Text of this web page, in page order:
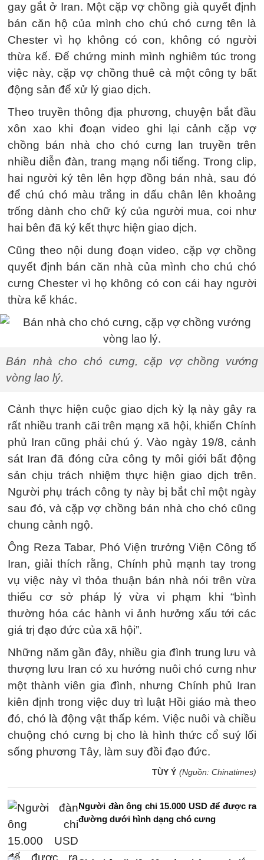
gay gắt ở Iran. Một cặp vợ chồng già quyết định
bán căn hộ của mình cho chú chó cưng tên là
Chester vì họ không có con, không có người
thừa kế. Để chứng minh mình nghiêm túc trong
việc này, cặp vợ chồng thuê cả một công ty bất
động sản để xử lý giao dịch.
Theo truyền thông địa phương, chuyện bắt đầu
xôn xao khi đoạn video ghi lại cảnh cặp vợ
chồng bán nhà cho chó cưng lan truyền trên
nhiều diễn đàn, trang mạng nổi tiếng. Trong clip,
hai người ký tên lên hợp đồng bán nhà, sau đó
để chú chó màu trắng in dấu chân lên khoảng
trống dành cho chữ ký của người mua, coi như
hai bên đã ký kết thực hiện giao dịch.
Cũng theo nội dung đoạn video, cặp vợ chồng
quyết định bán căn nhà của mình cho chú chó
cưng Chester vì họ không có con cái hay người
thừa kế khác.
Bán nhà cho chó cưng, cặp vợ chồng vướng
vòng lao lý.
Cảnh thực hiện cuộc giao dịch kỳ lạ này gây ra
rất nhiều tranh cãi trên mạng xã hội, khiến Chính
phủ Iran cũng phải chú ý. Vào ngày 19/8, cảnh
sát Iran đã đóng cửa công ty môi giới bất động
sản chịu trách nhiệm thực hiện giao dịch trên.
Người phụ trách công ty này bị bắt chỉ một ngày
sau đó, và cặp vợ chồng bán nhà cho chó cũng
chung cảnh ngộ.
Ông Reza Tabar, Phó Viện trưởng Viện Công tố
Iran, giải thích rằng, Chính phủ mạnh tay trong
vụ việc này vì thỏa thuận bán nhà nói trên vừa
thiếu cơ sở pháp lý vừa vi phạm khi “bình
thường hóa các hành vi ảnh hưởng xấu tới các
giá trị đạo đức của xã hội”.
Những năm gần đây, nhiều gia đình trung lưu và
thượng lưu Iran có xu hướng nuôi chó cưng như
một thành viên gia đình, nhưng Chính phủ Iran
kiên định trong việc duy trì luật Hồi giáo mà theo
đó, chó là động vật thấp kém. Việc nuôi và chiều
chuộng chó cưng bị cho là hình thức cổ suý lối
sống phương Tây, làm suy đồi đạo đức.
TÙY Ý (Nguồn: Chinatimes)
Người đàn ông chi 15.000 USD để được ra
đường dưới hình dạng chó cưng